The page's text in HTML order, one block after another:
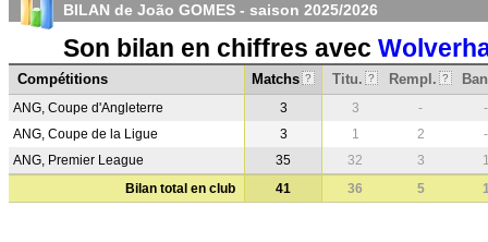
BILAN de João GOMES - saison 2025/2026
Son bilan en chiffres avec
Compétitions Matchs ? Titu. ? Rempl. ?
ANG, Coupe d'Angleterre 3 3 -
-
ANG, Coupe de la Ligue
3 1 2
-
ANG, Premier League
35 32 3
Bilan total en club
41 36 5